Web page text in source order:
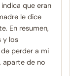
que eran
le dice
En resumen,
y los
perder a mi
aparte de no